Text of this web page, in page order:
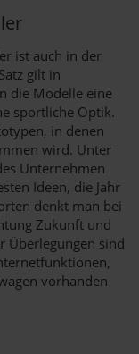
ist auch in der
gilt in
die Modelle eine
sportliche Optik.
in denen
wird. Unter
Unternehmen
Ideen, die Jahr
denkt man bei
Zukunft und
Überlegungen sind
vorhanden